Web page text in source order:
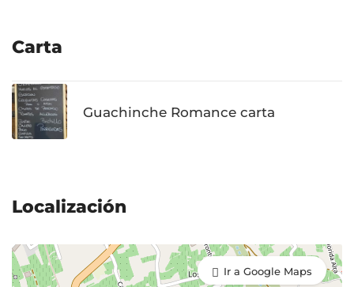
Carta
Guachinche Romance carta
Localización
Ir a Google Maps